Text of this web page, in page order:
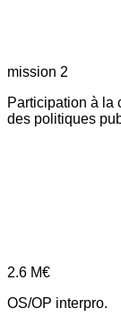
mission 2
Participation à la
des politiques
2.6 M€
OS/OP interpro.